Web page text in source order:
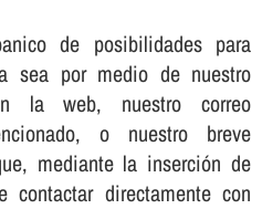
de posibilidades para
sea por medio de nuestro
la web, nuestro correo
o nuestro breve
mediante la inserción de
directamente con